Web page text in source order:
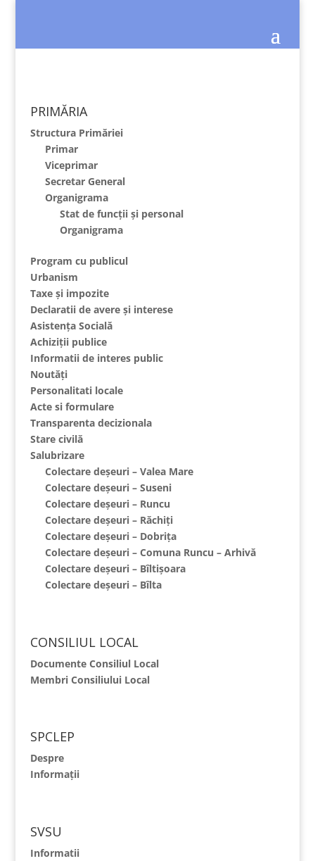
PRIMĂRIA
Structura Primăriei
Primar
Viceprimar
Secretar General
Organigrama
Stat de funcții și personal
Organigrama
Program cu publicul
Urbanism
Taxe și impozite
Declaratii de avere și interese
Asistența Socială
Achiziții publice
Informatii de interes public
Noutăți
Personalitati locale
Acte si formulare
Transparenta decizionala
Stare civilă
Salubrizare
Colectare deșeuri – Valea Mare
Colectare deșeuri – Suseni
Colectare deșeuri – Runcu
Colectare deșeuri – Răchiți
Colectare deșeuri – Dobrița
Colectare deșeuri – Comuna Runcu – Arhivă
Colectare deșeuri – Bîltișoara
Colectare deșeuri – Bîlta
CONSILIUL LOCAL
Documente Consiliul Local
Membri Consiliului Local
SPCLEP
Despre
Informații
SVSU
Informatii